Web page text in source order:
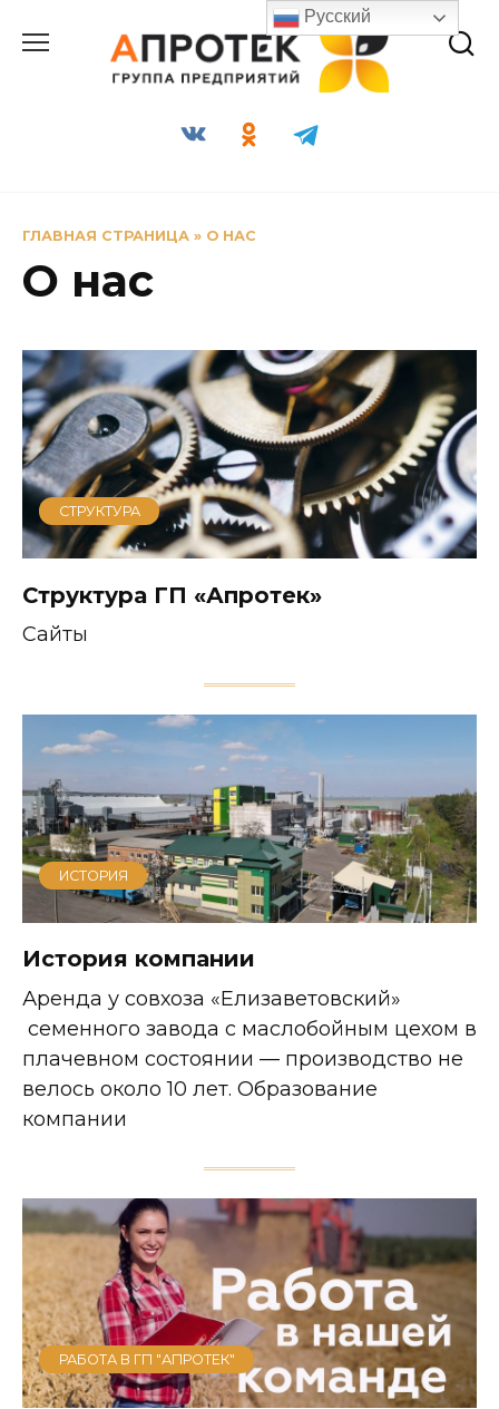
содержанию
ГЛАВНАЯ СТРАНИЦА » О НАС
О нас
СТРУКТУРА
Структура ГП «Апротек»
Сайты
ИСТОРИЯ
История компании
Аренда у совхоза «Елизаветовский»
семенного завода с маслобойным цехом в
плачевном состоянии — производство не
велось около 10 лет. Образование
компании
РАБОТА В ГП "АПРОТЕК"
Русский